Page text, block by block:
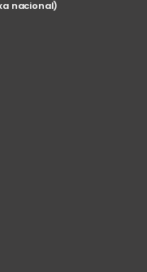
nacional)